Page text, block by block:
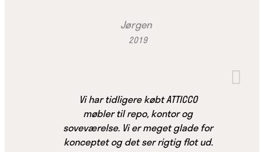
Jørgen
2019
Vi har tidligere købt ATTICCO
møbler til repo, kontor og
soveværelse. Vi er meget glade for
konceptet og det ser rigtig flot ud.